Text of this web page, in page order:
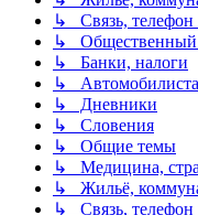
↳ Связь, телефон
↳ Общественный
↳ Банки, налоги
↳
↳ Дневники
↳ Словения
↳ Общие темы
↳ Медицина,
↳ Жильё,
↳ Связь, телефон